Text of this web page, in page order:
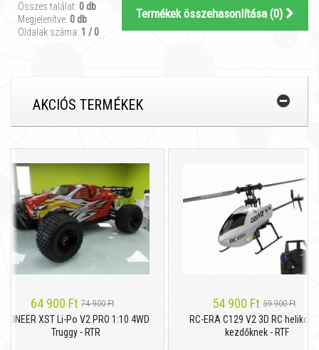
Összes találat: 0 db
Megjelenítve: 0 db
Oldalak száma: 1 / 0
Termékek összehasonlítása (0)
AKCIÓS TERMÉKEK
64 900 Ft 74 900 Ft
XST Li-Po V2 PRO 1:10 4WD
Truggy - RTR
54 900 Ft 59 900 Ft
RC-ERA C129 V2 3D RC helikopter
kezdőknek - RTF